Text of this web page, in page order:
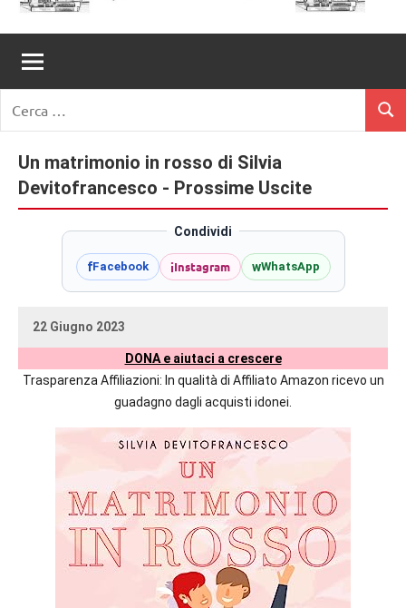
Un
Cuore
Tra
I
Libri
romanzi
romance
e
non
solo.
Recensioni,
delle
autrici
per:
Un matrimonio in rosso di Silvia
Devitofrancesco - Prossime Uscite
Condividi
fFacebook iInstagram wWhatsApp
22 Giugno 2023
uctil_user
Nessun
DONA e aiutaci a crescere
Trasparenza Affiliazioni: In qualità di Affiliato Amazon ricevo un
guadagno dagli acquisti idonei.